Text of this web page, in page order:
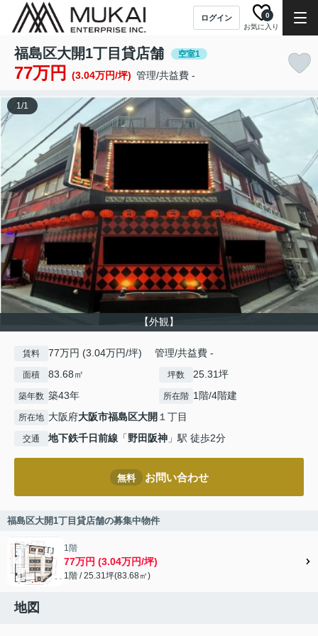
ログイン
お気に入り
0
福島区大開1丁目貸店舗 空室1
77万円 (3.04万円/坪) 管理/共益費 -
【外観】
1/1
賃料 77万円 (3.04万円/坪) 管理/共益費 -
面積 83.68㎡ 坪数 25.31坪
築年数 築43年 所在階 1階/4階建
所在地 大阪府大阪市福島区大開 １丁目
交通 地下鉄千日前線 「野田阪神 」駅 徒歩2分
無料 お問い合わせ
福島区大開1丁目貸店舗の募集中物件
1階
77万円 (3.04万円/坪)
1階 / 25.31坪(83.68㎡)
地図